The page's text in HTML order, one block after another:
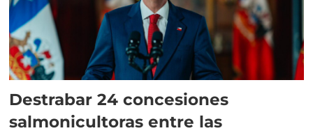
Destrabar 24 concesiones
salmonicultoras entre las